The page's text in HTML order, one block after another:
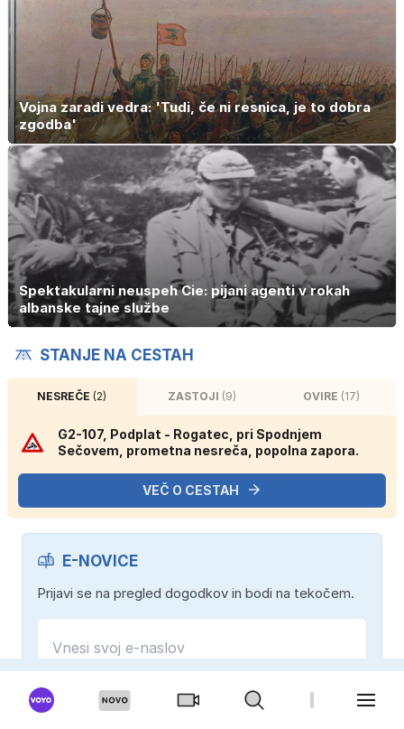
Vojna zaradi vedra: 'Tudi, če ni resnica, je to dobra
zgodba'
Spektakularni neuspeh Cie: pijani agenti v rokah
albanske tajne službe
STANJE NA CESTAH
NESREČE(2) ZASTOJI (9) OVIRE (17)
G2-107, Podplat - Rogatec, pri Spodnjem
Sečovem, prometna nesreča, popolna zapora.
VEČ O CESTAH
E-NOVICE
Prijavi se na pregled dogodkov in bodi na tekočem.
Strinjam se s splošnimi pogoji inpolitiko zasebnosti.